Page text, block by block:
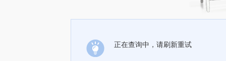
正在查询中，请刷新重试